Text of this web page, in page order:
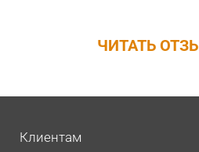
ЧИТАТЬ
Клиентам